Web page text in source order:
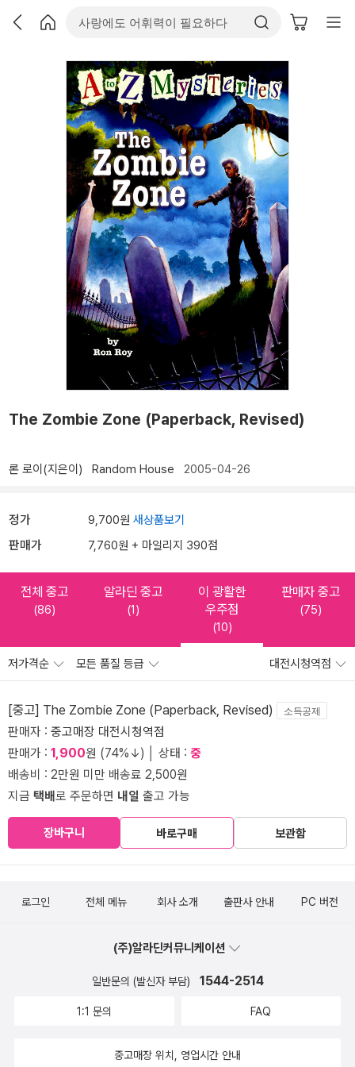
The Zombie Zone (Paperback, Revised)
론 로이(지은이) Random House 2005-04-26
정가 9,700원 새상품보기
판매가 7,760원 + 마일리지 390점
전체 중고
(86)
알라딘 중고
(1)
이 광활한
우주점
(10)
판매자 중고
(75)
저가격순 모든 품질 등급 대전시청역점
[중고] The Zombie Zone (Paperback, Revised) 소득공제
판매자 : 중고매장 대전시청역점
판매가 : 1,900원 (74%↓) │ 상태 : 중
배송비 : 2만원 미만 배송료 2,500원
지금 택배로 주문하면 내일 출고 가능
장바구니 바로구매 보관함
로그인 전체 메뉴 회사 소개 출판사 안내 PC 버전
(주)알라딘커뮤니케이션
일반문의 (발신자 부담) 1544-2514
1:1 문의 FAQ
중고매장 위치, 영업시간 안내